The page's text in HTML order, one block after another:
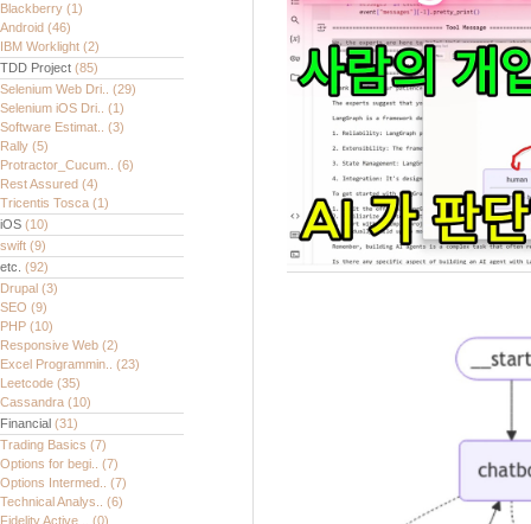
Blackberry (1)
Android (46)
IBM Worklight (2)
TDD Project (85)
Selenium Web Dri.. (29)
Selenium iOS Dri.. (1)
Software Estimat.. (3)
Rally (5)
Protractor_Cucum.. (6)
Rest Assured (4)
Tricentis Tosca (1)
iOS (10)
swift (9)
etc. (92)
Drupal (3)
SEO (9)
PHP (10)
Responsive Web (2)
Excel Programmin.. (23)
Leetcode (35)
Cassandra (10)
Financial (31)
Trading Basics (7)
Options for begi.. (7)
Options Intermed.. (7)
Technical Analys.. (6)
Fidelity Active .. (0)